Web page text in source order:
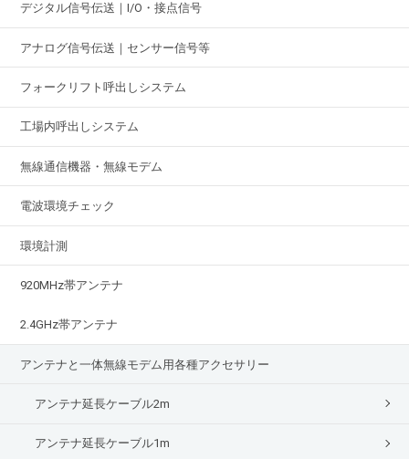
デジタル信号伝送｜I/O・接点信号
アナログ信号伝送｜センサー信号等
フォークリフト呼出しシステム
工場内呼出しシステム
無線通信機器・無線モデム
電波環境チェック
環境計測
920MHz帯アンテナ
2.4GHz帯アンテナ
アンテナと一体無線モデム用各種アクセサリー
アンテナ延長ケーブル2m
アンテナ延長ケーブル1m